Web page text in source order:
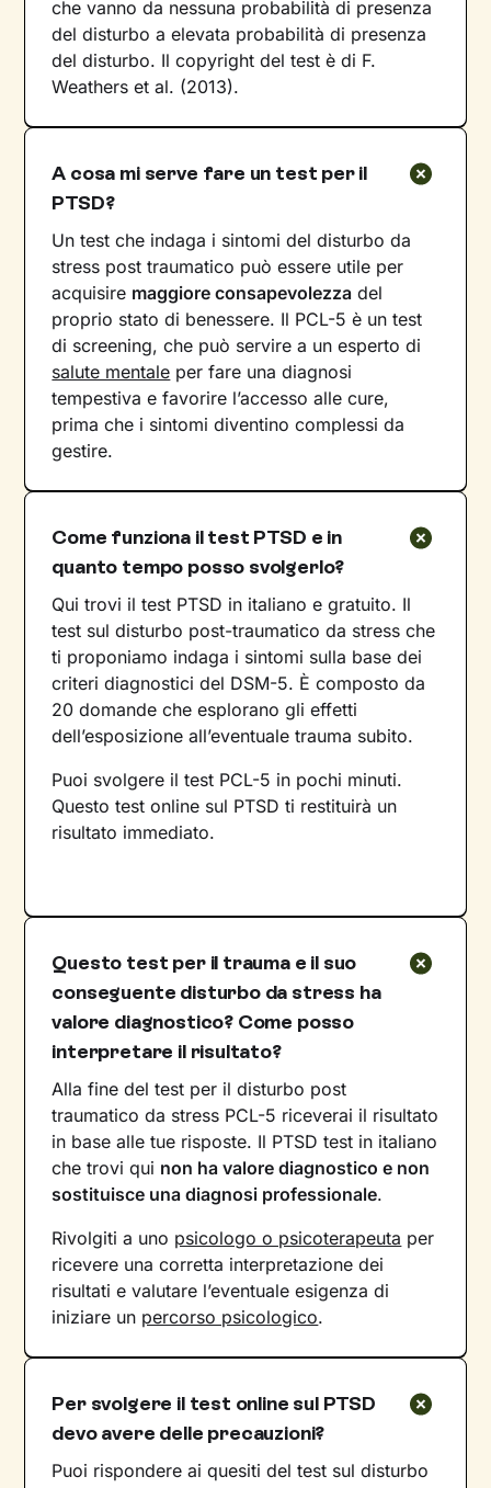
che vanno da nessuna probabilità di presenza
del disturbo a elevata probabilità di presenza
del disturbo. Il copyright del test è di F.
Weathers et al. (2013).
A cosa mi serve fare un test per il
PTSD?
Un test che indaga i sintomi del disturbo da
stress post traumatico può essere utile per
acquisire maggiore consapevolezza del
proprio stato di benessere. Il PCL-5 è un test
di screening, che può servire a un esperto di
salute mentale per fare una diagnosi
tempestiva e favorire l’accesso alle cure,
prima che i sintomi diventino complessi da
gestire.
Come funziona il test PTSD e in
quanto tempo posso svolgerlo?
Qui trovi il test PTSD in italiano e gratuito. Il
test sul disturbo post-traumatico da stress che
ti proponiamo indaga i sintomi sulla base dei
criteri diagnostici del DSM-5. È composto da
20 domande che esplorano gli effetti
dell’esposizione all’eventuale trauma subito.
Puoi svolgere il test PCL-5 in pochi minuti.
Questo test online sul PTSD ti restituirà un
risultato immediato.
Questo test per il trauma e il suo
conseguente disturbo da stress ha
valore diagnostico? Come posso
interpretare il risultato?
Alla fine del test per il disturbo post
traumatico da stress PCL-5 riceverai il risultato
in base alle tue risposte. Il PTSD test in italiano
che trovi qui non ha valore diagnostico e non
sostituisce una diagnosi professionale.
Rivolgiti a uno psicologo o psicoterapeuta per
ricevere una corretta interpretazione dei
risultati e valutare l’eventuale esigenza di
iniziare un percorso psicologico.
Per svolgere il test online sul PTSD
devo avere delle precauzioni?
Puoi rispondere ai quesiti del test sul disturbo